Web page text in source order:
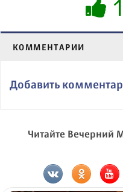
1
КОММЕНТАРИИ
Добавить
Читайте Вечерний